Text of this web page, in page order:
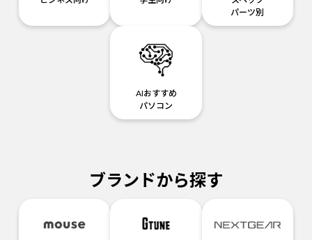
パーツ別
AIおすすめ
パソコン
ブランドから探す